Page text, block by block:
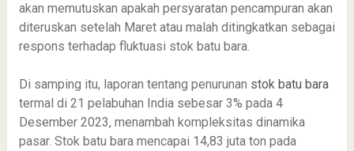
akan memutuskan apakah persyaratan pencampuran akan
diteruskan setelah Maret atau malah ditingkatkan sebagai
respons terhadap fluktuasi stok batu bara.
Di samping itu, laporan tentang penurunan stok batu bara
termal di 21 pelabuhan India sebesar 3% pada 4
Desember 2023, menambah kompleksitas dinamika
pasar. Stok batu bara mencapai 14,83 juta ton pada